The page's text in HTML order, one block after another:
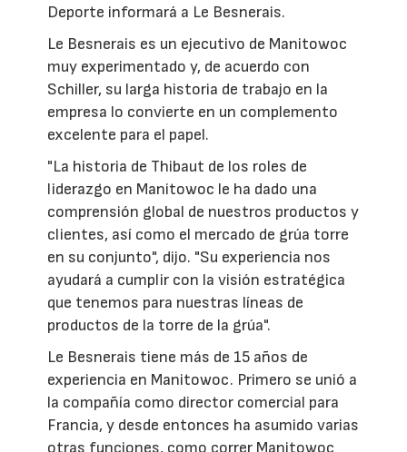
Deporte informará a Le Besnerais.
Le Besnerais es un ejecutivo de Manitowoc
muy experimentado y, de acuerdo con
Schiller, su larga historia de trabajo en la
empresa lo convierte en un complemento
excelente para el papel.
"La historia de Thibaut de los roles de
liderazgo en Manitowoc le ha dado una
comprensión global de nuestros productos y
clientes, así como el mercado de grúa torre
en su conjunto", dijo. "Su experiencia nos
ayudará a cumplir con la visión estratégica
que tenemos para nuestras líneas de
productos de la torre de la grúa".
Le Besnerais tiene más de 15 años de
experiencia en Manitowoc. Primero se unió a
la compañía como director comercial para
Francia, y desde entonces ha asumido varias
otras funciones, como correr Manitowoc